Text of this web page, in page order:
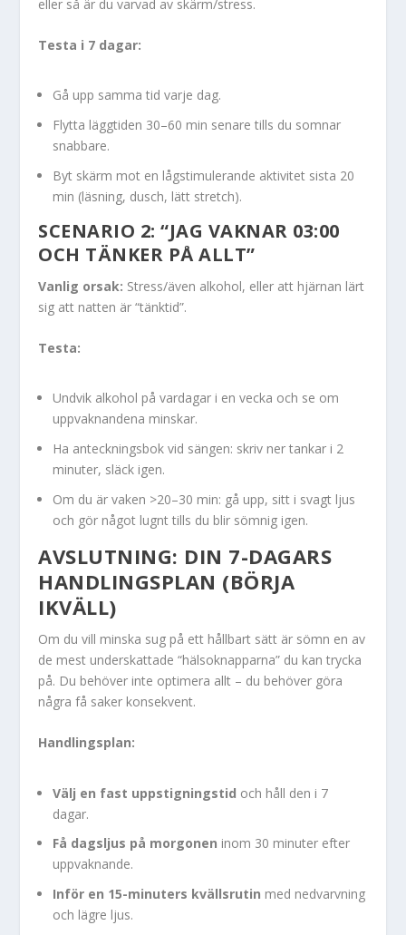
eller så är du varvad av skärm/stress.
Testa i 7 dagar:
Gå upp samma tid varje dag.
Flytta läggtiden 30–60 min senare tills du somnar
snabbare.
Byt skärm mot en lågstimulerande aktivitet sista 20
min (läsning, dusch, lätt stretch).
SCENARIO 2: “JAG VAKNAR 03:00
OCH TÄNKER PÅ ALLT”
Vanlig orsak: Stress/även alkohol, eller att hjärnan lärt
sig att natten är “tänktid”.
Testa:
Undvik alkohol på vardagar i en vecka och se om
uppvaknandena minskar.
Ha anteckningsbok vid sängen: skriv ner tankar i 2
minuter, släck igen.
Om du är vaken >20–30 min: gå upp, sitt i svagt ljus
och gör något lugnt tills du blir sömnig igen.
AVSLUTNING: DIN 7-DAGARS
HANDLINGSPLAN (BÖRJA
IKVÄLL)
Om du vill minska sug på ett hållbart sätt är sömn en av
de mest underskattade “hälsoknapparna” du kan trycka
på. Du behöver inte optimera allt – du behöver göra
några få saker konsekvent.
Handlingsplan:
Välj en fast uppstigningstid och håll den i 7
dagar.
Få dagsljus på morgonen inom 30 minuter efter
uppvaknande.
Inför en 15-minuters kvällsrutin med nedvarvning
och lägre ljus.